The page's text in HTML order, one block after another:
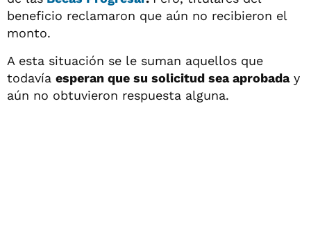
beneficio reclamaron que aún no recibieron el
monto.
A esta situación se le suman aquellos que
todavía esperan que su solicitud sea aprobaday
aún no obtuvieron respuesta alguna.